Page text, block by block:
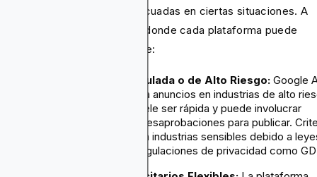
que las hacen inadecuadas en ciertas situaciones. A
se muestran áreas donde cada plataforma puede
corta y debería evitarse:
Estás en una Industria Regulada o de Alto Riesgo: Google
tiene políticas estrictas contra anuncios en industrias de alto
o reguladas. La aplicación suele ser rápida y puede involucrar
suspensiones de cuentas o desaprobaciones para publicar.
también restringe anuncios en industrias sensibles debido a
de recopilación de datos y regulaciones de privacidad como